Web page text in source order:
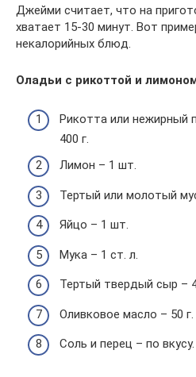
Джейми считает, что на
хватает 15-30 минут. Вот
некалорийных блюд.
Оладьи с рикоттой и
Рикотта или нежирный
400 г.
Лимон – 1 шт.
Тертый или молотый
Яйцо – 1 шт.
Мука – 1 ст. л.
Тертый твердый сыр –
Оливковое масло – 50 г.
Соль и перец – по вкусу.